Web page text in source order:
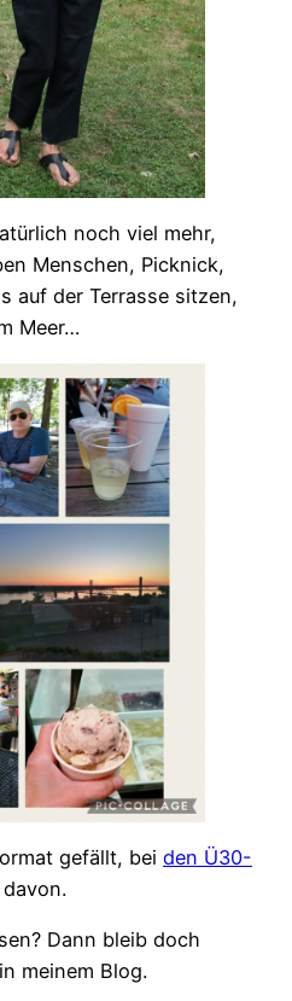
noch viel mehr,
Menschen, Picknick,
auf der Terrasse sitzen,
Meer…
gefällt, bei den Ü30-
Dann bleib doch
meinem Blog.